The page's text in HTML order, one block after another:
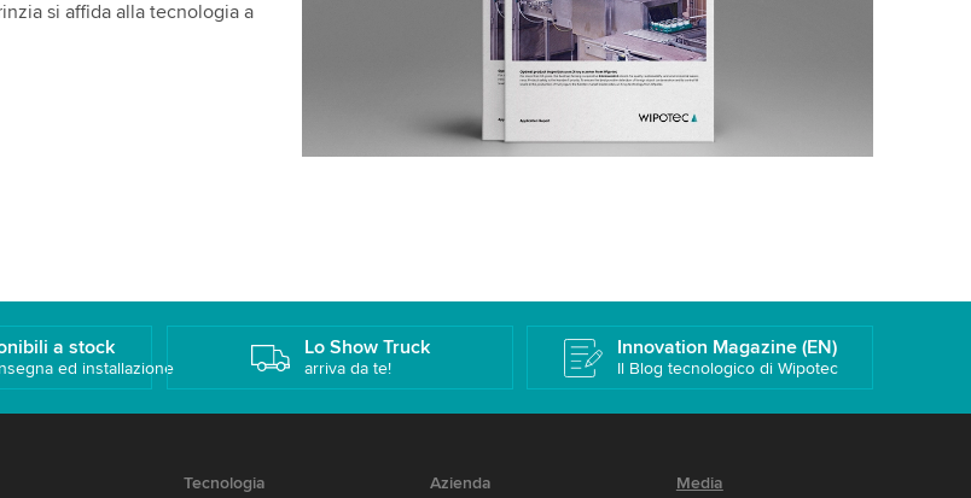
si affida alla tecnologia a
a stock
ed installazione
Lo Show Truck
arriva da te!
Innovation Magazine (EN)
Il Blog tecnologico di Wipotec
Tecnologia
Azienda
Media